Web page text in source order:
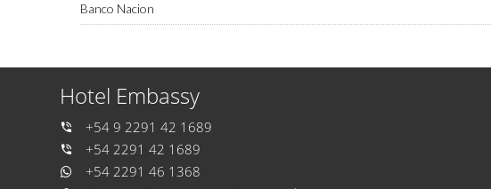
Banco Nacion
Hotel Embassy
+54 9 2291 42 1689
+54 2291 42 1689
+54 2291 46 1368